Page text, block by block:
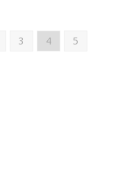
3 4
5